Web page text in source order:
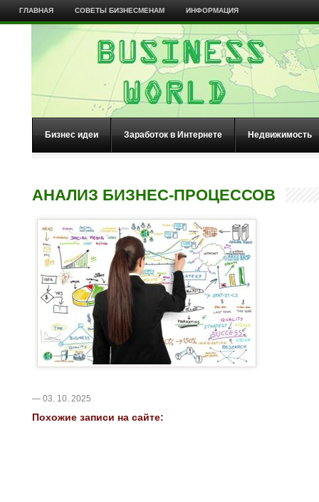
ГЛАВНАЯ СОВЕТЫ БИЗНЕСМЕНАМ ИНФОРМАЦИЯ
Бизнес идеи Заработок в Интернете Недвижимость
АНАЛИЗ БИЗНЕС-ПРОЦЕССОВ
— 03. 10. 2025
Похожие записи на сайте: